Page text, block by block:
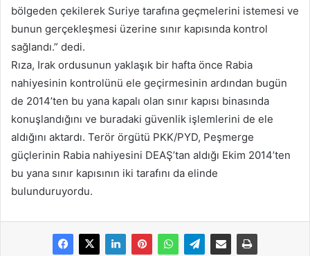
bölgeden çekilerek Suriye tarafına geçmelerini istemesi ve
bunun gerçekleşmesi üzerine sınır kapısında kontrol
sağlandı.” dedi.
Rıza, Irak ordusunun yaklaşık bir hafta önce Rabia
nahiyesinin kontrolünü ele geçirmesinin ardından bugün
de 2014’ten bu yana kapalı olan sınır kapısı binasında
konuşlandığını ve buradaki güvenlik işlemlerini de ele
aldığını aktardı. Terör örgütü PKK/PYD, Peşmerge
güçlerinin Rabia nahiyesini DEAŞ’tan aldığı Ekim 2014’ten
bu yana sınır kapısının iki tarafını da elinde
bulunduruyordu.